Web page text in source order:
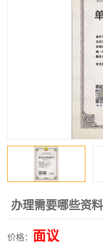
办理需要哪些资
价格： 面议
矿用设备检修资质